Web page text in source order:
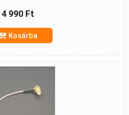
4 990 Ft
Kosárba